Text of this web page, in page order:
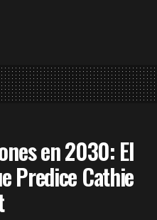
en 2030: El
Predice Cathie